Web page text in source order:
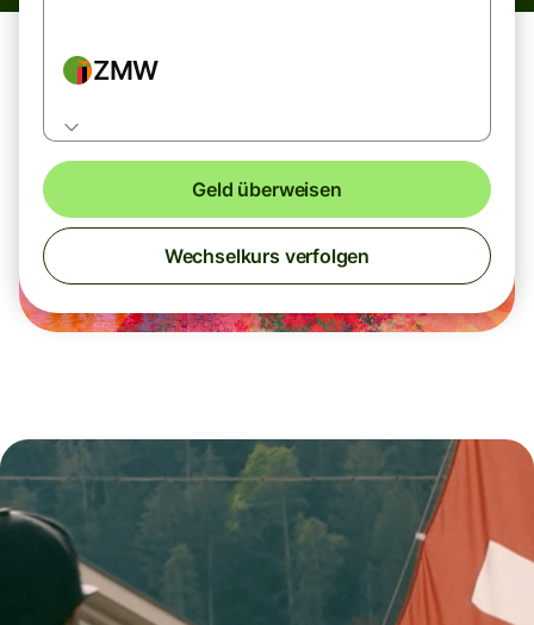
ZMW
Geld überweisen
Wechselkurs verfolgen